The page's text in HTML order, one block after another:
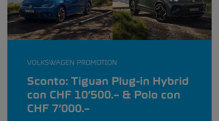
VOLKSWAGEN PROMOTION
Sconto: Tiguan Plug-in Hybrid
con CHF 10’500.– & Polo con
CHF 7’000.–